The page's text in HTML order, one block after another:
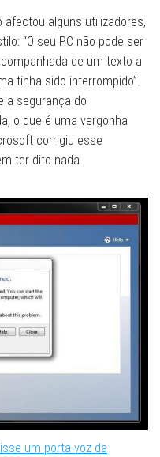
afectou alguns utilizadores,
“O seu PC não pode ser
de um texto a
tinha sido interrompido”.
a segurança do
o que é uma vergonha
corrigiu esse
ter dito nada
um porta-voz da